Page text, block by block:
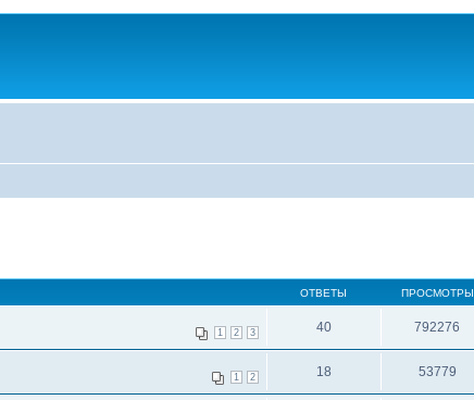
ОТВЕТЫ ПРОСМОТРЫ
1 2 3 40 792276
1 2 18 53779